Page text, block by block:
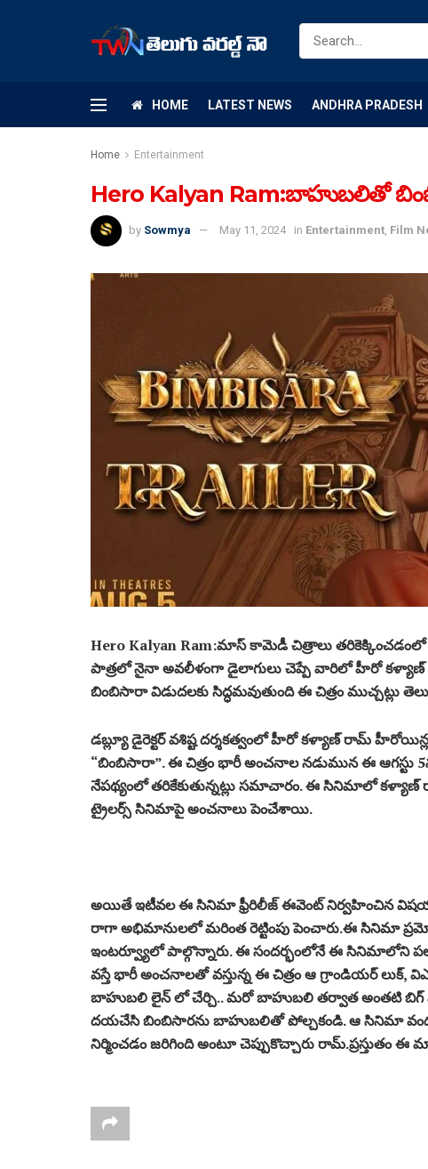
HOME LATEST NEWS ANDHRA PRADESH
Home Entertainment
Hero Kalyan Ram:బాహుబలితో
by Sowmya May 11, 2024 in Entertainment, Film
Hero Kalyan Ram:మాస్ కామెడీ చిత్రాలు
పాత్రలో నైనా అవలీళంగా డైలాగులు చెప్పే వారిలో హీరో కళ్యాణ్
బింబిసారా విడుదలకు సిద్ధమవుతుంది ఈ చిత్రం ముచ్చట్లు
డబ్ల్యూ డైరెక్టర్ వశిష్ట దర్శకత్వంలో హీరో కళ్యాణ్ రామ్
“బింబిసారా”. ఈ చిత్రం భారీ అంచనాల నడుమున ఈ ఆగస్టు
నేపథ్యంలో తరికేకుతున్నట్లు సమాచారం. ఈ సినిమాలో
ట్రైలర్స్ సినిమాపై అంచనాలు పెంచేశాయి.
అయితే ఇటీవల ఈ సినిమా ఫ్రీరిలీజ్ ఈవెంట్ నిర్వహించిన
రాగా అభిమానులలో మరింత రెట్టింపు పెంచారు.ఈ సినిమా
ఇంటర్వ్యూలో పాల్గొన్నారు. ఈ సందర్భంలోనే ఈ సినిమాలోని
వస్తే భారీ అంచనాలతో వస్తున్న ఈ చిత్రం ఆ గ్రాండియర్ లుక్,
బాహుబలి లైన్ లో చేర్చి.. మరో బాహుబలి తర్వాత అంతటి
దయచేసి బింబిసారను బాహుబలితో పోల్చకండి. ఆ సినిమా వందల
నిర్మించడం జరిగింది అంటూ చెప్పుకొచ్చారు రామ్.ప్రస్తుతం ఈ